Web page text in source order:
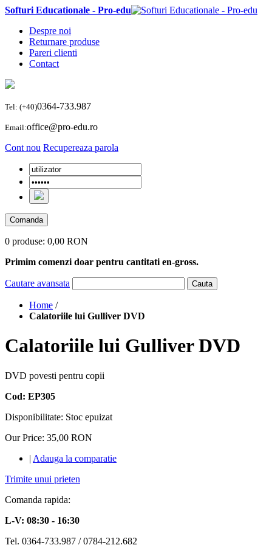
Softuri Educationale - Pro-edu
Despre noi
Returnare produse
Pareri clienti
Contact
Tel: (+40)0364-733.987
Email:office@pro-edu.ro
Cont nou Recupereaza parola
Comanda
0 produse: 0,00 RON
Primim comenzi doar pentru cantitati en-gross.
Cautare avansata Cauta
Home /
Calatoriile lui Gulliver DVD
Calatoriile lui Gulliver DVD
DVD povesti pentru copii
Cod: EP305
Disponibilitate: Stoc epuizat
Our Price: 35,00 RON
| Adauga la comparatie
Trimite unui prieten
Comanda rapida:
L-V: 08:30 - 16:30
Tel. 0364-733.987 / 0784-212.682